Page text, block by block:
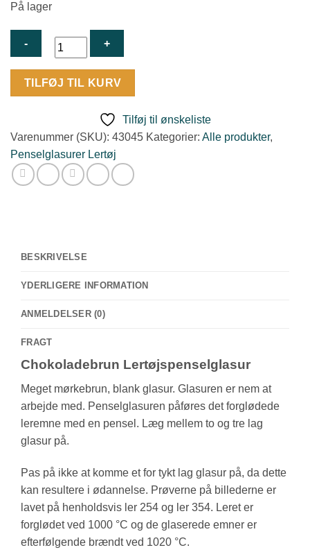
På lager
Penselglasur
antal
TILFØJ TIL KURV
Tilføj til ønskeliste
Varenummer (SKU): 43045 Kategorier: Alle produkter,
Penselglasurer Lertøj
BESKRIVELSE
YDERLIGERE INFORMATION
ANMELDELSER (0)
FRAGT
Chokoladebrun Lertøjspenselglasur
Meget mørkebrun, blank glasur. Glasuren er nem at
arbejde med. Penselglasuren påføres det forglødede
leremne med en pensel. Læg mellem to og tre lag
glasur på.
Pas på ikke at komme et for tykt lag glasur på, da dette
kan resultere i ødannelse. Prøverne på billederne er
lavet på henholdsvis ler 254 og ler 354. Leret er
forglødet ved 1000 °C og de glaserede emner er
efterfølgende brændt ved 1020 °C.